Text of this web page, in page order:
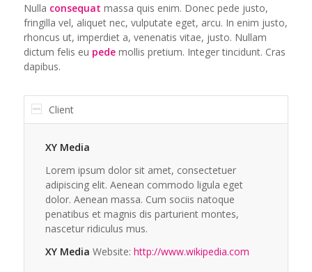
Nulla consequat massa quis enim. Donec pede justo,
fringilla vel, aliquet nec, vulputate eget, arcu. In enim justo,
rhoncus ut, imperdiet a, venenatis vitae, justo. Nullam
dictum felis eu pedemollis pretium. Integer tincidunt. Cras
dapibus.
Client
XY Media
Lorem ipsum dolor sit amet, consectetuer
adipiscing elit. Aenean commodo ligula eget
dolor. Aenean massa. Cum sociis natoque
penatibus et magnis dis parturient montes,
nascetur ridiculus mus.
XY Media Website: http://www.wikipedia.com